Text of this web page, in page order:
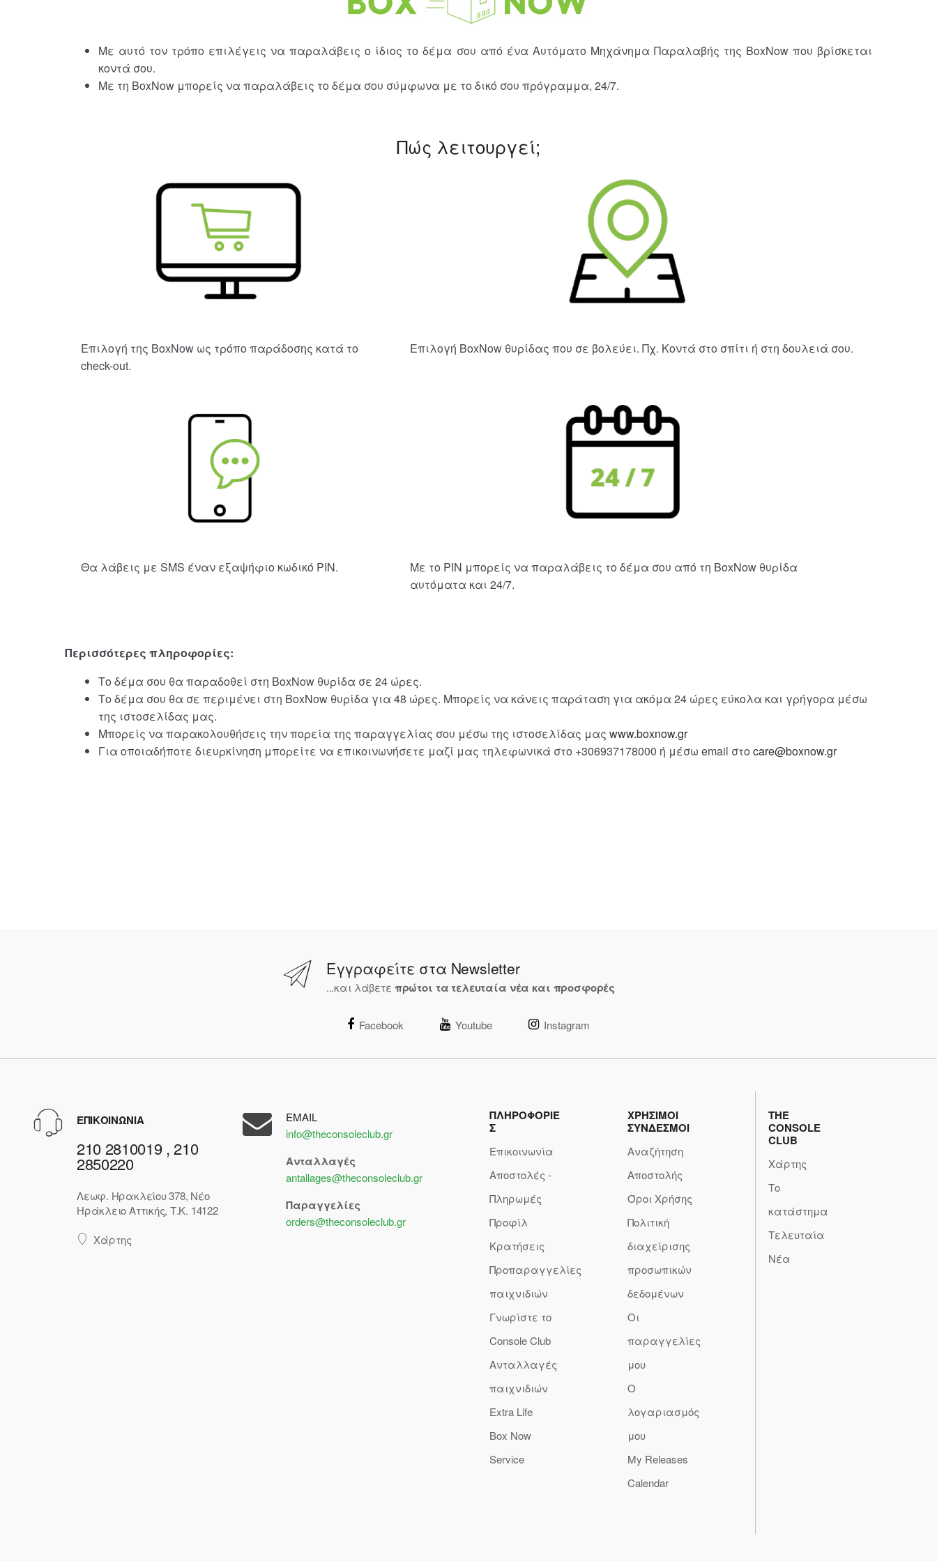
Με αυτό τον τρόπο επιλέγεις να παραλάβεις ο ίδιος το δέμα σου από ένα Αυτόματο Μηχάνημα Παραλαβής της BoxNow που βρίσκεται
κοντά σου.
Με τη BoxNow μπορείς να παραλάβεις το δέμα σου σύμφωνα με το δικό σου πρόγραμμα, 24/7.
Πώς λειτουργεί;
Επιλογή της BoxNow ως τρόπο παράδοσης κατά το
check-out.
Επιλογή BoxNow θυρίδας που σε βολεύει. Πχ. Κοντά στο σπίτι ή στη δουλειά σου.
Θα λάβεις με SMS έναν εξαψήφιο κωδικό PIN.
Με το PIN μπορείς να παραλάβεις το δέμα σου από τη BoxNow θυρίδα
αυτόματα και 24/7.
Περισσότερες πληροφορίες:
Το δέμα σου θα παραδοθεί στη BoxNow θυρίδα σε 24 ώρες.
Το δέμα σου θα σε περιμένει στη BoxNow θυρίδα για 48 ώρες. Μπορείς να κάνεις παράταση για ακόμα 24 ώρες εύκολα και γρήγορα μέσω
της ιστοσελίδας μας.
Μπορείς να παρακολουθήσεις την πορεία της παραγγελίας σου μέσω της ιστοσελίδας μας www.boxnow.gr
Για οποιαδήποτε διευρκίνηση μπορείτε να επικοινωνήσετε μαζί μας τηλεφωνικά στο +306937178000 ή μέσω email στο care@boxnow.gr
Εγγραφείτε στα Newsletter
...και λάβετε πρώτοι τα τελευταία νέα και προσφορές
Facebook Youtube Instagram
ΕΠΙΚΟΙΝΩΝΙΑ
210 2810019 , 210
2850220
Λεωφ. Ηρακλείου 378, Νέο
Ηράκλειο Αττικής, Τ.Κ. 14122
Χάρτης
EMAIL
info@theconsoleclub.gr
Ανταλλαγές
antallages@theconsoleclub.gr
Παραγγελίες
orders@theconsoleclub.gr
ΠΛΗΡΟΦΟΡΙΕ
Σ
Επικοινωνία
Αποστολές -
Πληρωμές
Προφίλ
Κρατήσεις
Προπαραγγελίες
παιχνιδιών
Γνωρίστε το
Console Club
Ανταλλαγές
παιχνιδιών
Extra Life
Box Now
Service
ΧΡΗΣΙΜΟΙ
ΣΥΝΔΕΣΜΟΙ
Αναζήτηση
Αποστολής
Όροι Χρήσης
Πολιτική
διαχείρισης
προσωπικών
δεδομένων
Οι
παραγγελίες
μου
Ο
λογαριασμός
μου
My Releases
Calendar
THE
CONSOLE
CLUB
Χάρτης
Το
κατάστημα
Τελευταία
Νέα